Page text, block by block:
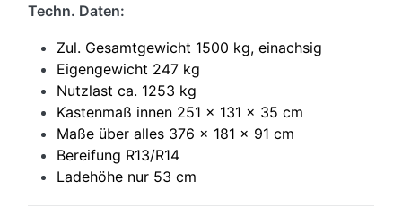
Techn. Daten:
Zul. Gesamtgewicht 1500 kg, einachsig
Eigengewicht 247 kg
Nutzlast ca. 1253 kg
Kastenmaß innen 251 x 131 x 35 cm
Maße über alles 376 x 181 x 91 cm
Bereifung R13/R14
Ladehöhe nur 53 cm